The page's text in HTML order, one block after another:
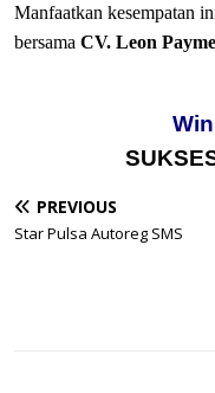
Manfaatkan kesempatan
bersama CV. Leon
PREVIOUS
Star Pulsa Autoreg SMS